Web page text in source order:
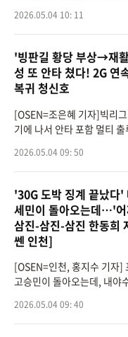
장에는 허구연
2026.05.04 10: 11
'빙판길 황당 부상→재
성 또 안타 쳤다! 2G
복귀 청신호
[OSEN=조은혜 기자]빅리
기에 나서 안타 포함 멀티
국시간) 미국 조
2026.05.04 09: 50
'30G 도박 징계 끝났다'
세민이 돌아오는데…'
삼진-삼진-삼진 한동희
쎈 인천]
[OSEN=인천, 홍지수 기자]
고승민이 돌아오는데, 내야
린 2026 신한은행
2026.05.04 09: 40